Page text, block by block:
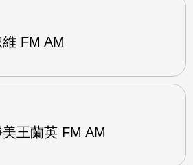
FM AM
王蘭英 FM AM